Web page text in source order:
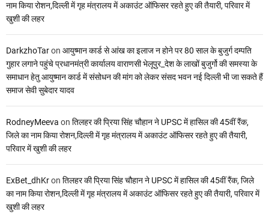
नाम किया रोशन,दिल्ली में गृह मंत्रालय में अकाउंट ऑफिसर रहते हुए की तैयारी, परिवार में
खुशी की लहर
DarkzhoTaron आयुष्मान कार्ड से आंख का इलाज न होने पर 80 साल के बुजुर्ग दम्पति
गुहार लगाने पहुंचे प्रधानमंत्री कार्यालय वाराणसी भेलूपुर_देश के लाखों बुजुर्गो की समस्या के
समाधान हेतु आयुष्मान कार्ड में संसोधन की मांग को लेकर संसद भवन नई दिल्ली भी जा सकते हैं
समाज सेवी सुबेदार यादव
RodneyMeeva on तिलहर की प्रिया सिंह चौहान ने UPSC में हासिल की 45वीं रैंक,
जिले का नाम किया रोशन,दिल्ली में गृह मंत्रालय में अकाउंट ऑफिसर रहते हुए की तैयारी,
परिवार में खुशी की लहर
ExBet_dhKron तिलहर की प्रिया सिंह चौहान ने UPSC में हासिल की 45वीं रैंक, जिले
का नाम किया रोशन,दिल्ली में गृह मंत्रालय में अकाउंट ऑफिसर रहते हुए की तैयारी, परिवार में
खुशी की लहर